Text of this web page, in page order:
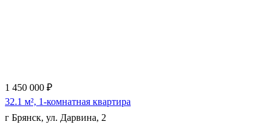
1 450 000 ₽
32.1 м², 1-комнатная квартира
г Брянск, ул. Дарвина, 2